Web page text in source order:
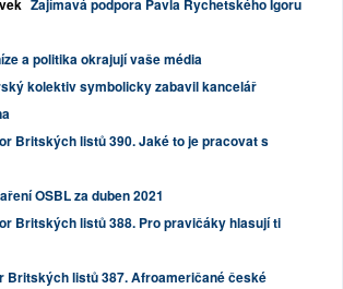
Zajímavá podpora Pavla Rychetského Igoru
a politika okrajují vaše média
kolektiv symbolicky zabavil kancelář
Britských listů 390. Jaké to je pracovat s
OSBL za duben 2021
Britských listů 388. Pro pravičáky hlasují ti
Britských listů 387. Afroameričané české